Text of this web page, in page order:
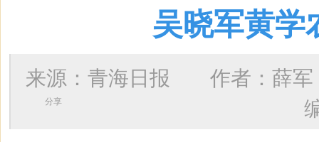
吴晓军黄学
来源：青海日报 作者： 薛
分享